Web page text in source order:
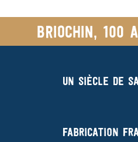
Briochin, 100
Un siècle de
Fabrication